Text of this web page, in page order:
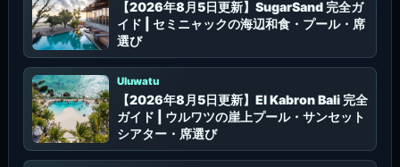
【2026年8月5日更新】SugarSand 完全ガ
イド | セミニャックの海辺和食・プール・席
選び
Uluwatu
【2026年8月5日更新】El Kabron Bali 完全
ガイド | ウルワツの崖上プール・サンセット
シアター・席選び